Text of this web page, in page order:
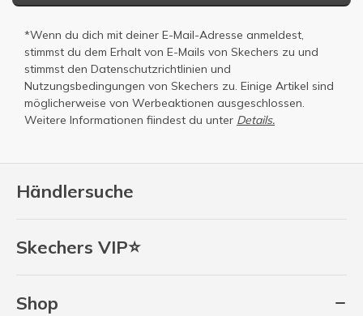
Händlersuche
Skechers VIP⭐
Shop
*Wenn du dich mit deiner E-Mail-Adresse anmeldest,
stimmst du dem Erhalt von E-Mails von Skechers zu und
stimmst den Datenschutzrichtlinien und
Nutzungsbedingungen von Skechers zu. Einige Artikel sind
möglicherweise von Werbeaktionen ausgeschlossen.
Weitere Informationen fiindest du unter Details.